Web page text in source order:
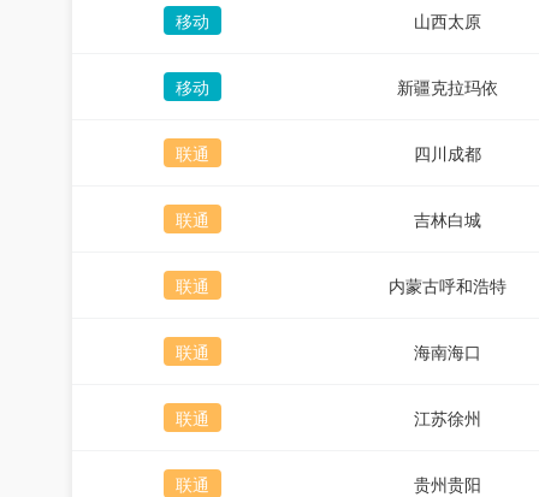
移动 山西太原
移动 新疆克拉玛依
联通 四川成都
联通 吉林白城
联通 内蒙古呼和浩特
联通 海南海口
联通 江苏徐州
联通 贵州贵阳